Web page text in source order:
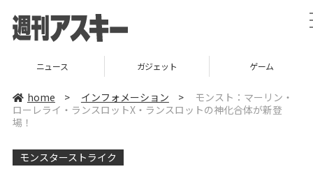
ニュース ガジェット ゲーム
home > インフォメーション >
モンスト：マーリン・
ローレライ・ランスロットX・ランスロットの神化合体が新登
場！
モンスターストライク